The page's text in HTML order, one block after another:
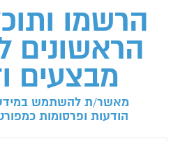
הרשמו
הראשונים
מבצעים
מאשר/ת להשתמש
הודעות ופרסומות